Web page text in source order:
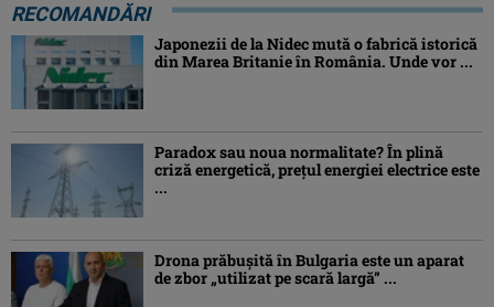
RECOMANDĂRI
Japonezii de la Nidec mută o fabrică istorică
din Marea Britanie în România. Unde vor ...
Paradox sau noua normalitate? În plină
criză energetică, prețul energiei electrice este
...
Drona prăbuşită în Bulgaria este un aparat
de zbor „utilizat pe scară largă” ...